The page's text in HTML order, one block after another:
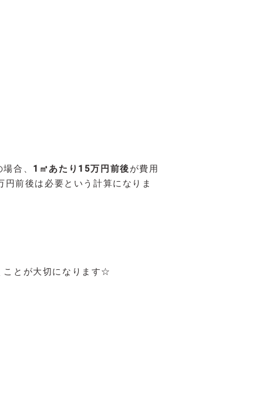
合、 1㎡あたり15万円前後が費用
前後は必要という計算になりま
ことが大切になります☆